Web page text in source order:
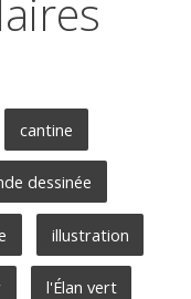
cantine
dessinée
illustration
l'Élan vert